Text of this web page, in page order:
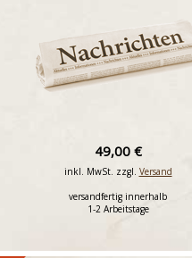
49,00 €
inkl. MwSt. zzgl. Versand
versandfertig innerhalb
1-2 Arbeitstage